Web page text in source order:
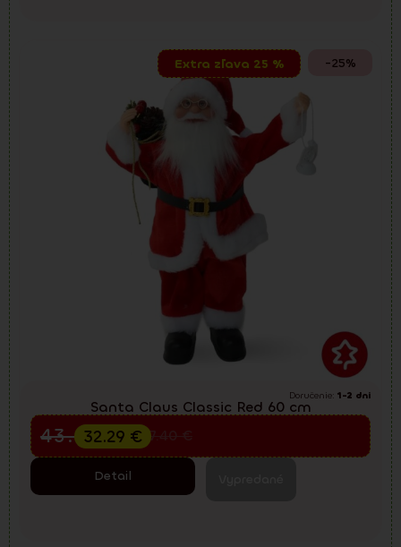
-25%
Extra zľava 25 %
Doručenie: 1-2 dni
Santa Claus Classic Red 60 cm
Predvianočný výpredaj
57.40
43.05€
32.29 €
Detail